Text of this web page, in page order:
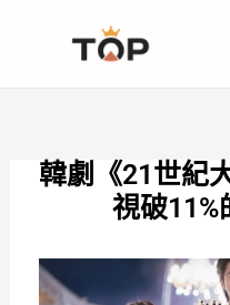
韓劇《21世紀
視破11%